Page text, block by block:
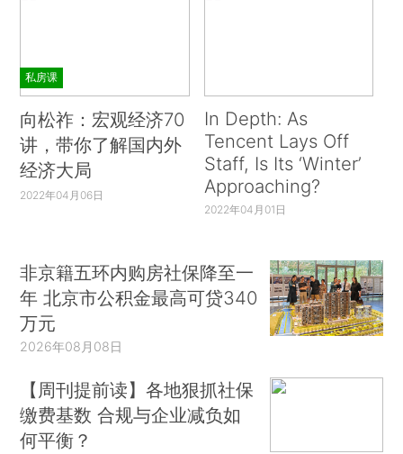
私房课
向松祚：宏观经济70
讲，带你了解国内外
经济大局
2022年04月06日
In Depth: As
Tencent Lays Off
Staff, Is Its ‘Winter’
Approaching?
2022年04月01日
非京籍五环内购房社保降至一
年 北京市公积金最高可贷340
万元
2026年08月08日
【周刊提前读】各地狠抓社保
缴费基数 合规与企业减负如
何平衡？